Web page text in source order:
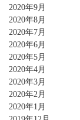
2020年9月
2020年8月
2020年7月
2020年6月
2020年5月
2020年4月
2020年3月
2020年2月
2020年1月